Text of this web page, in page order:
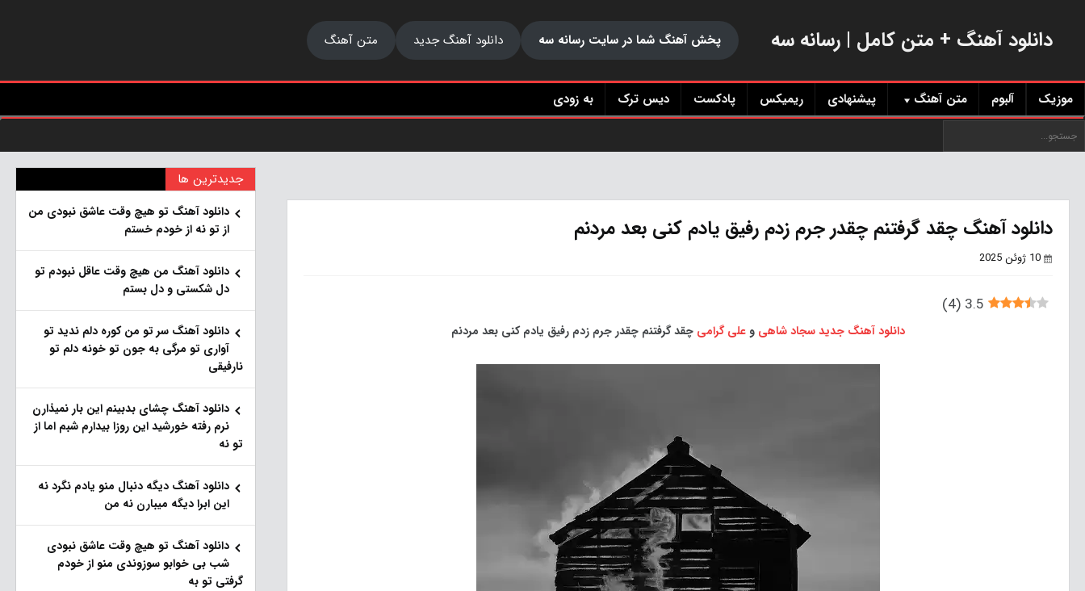
دانلود آهنگ + متن کامل | رسانه سه پخش آهنگ شما در سایت رسانه سه دانلود آهنگ جدید متن آهنگ
موزیک آلبوم متن آهنگ پیشنهادی ریمیکس پادکست دیس ترک به زودی
دانلود آهنگ چقد گرفتنم چقدر جرم زدم رفیق یادم کنی بعد مردنم
10 ژوئن 2025
3.5
(
4
)
دانلود آهنگ جدیدسجاد شاهی و علی گرامی چقد گرفتنم چقدر جرم زدم رفیق یادم کنی بعد مردنم
جدیدترین ها
دانلود آهنگ تو هیچ وقت عاشق نبودی من
از تو نه از خودم خستم
دانلود آهنگ من هیچ وقت عاقل نبودم تو
دل شکستی و دل بستم
دانلود آهنگ سر تو من کوره دلم ندید تو
آواری تو مرگی به جون تو خونه دلم تو
نارفیقی
دانلود آهنگ چشای بدبینم این بار نمیذارن
نرم رفته خورشید این روزا بیدارم شبم اما از
تو نه
دانلود آهنگ دیگه دنبال منو یادم نگرد نه
این ابرا دیگه میبارن نه من
دانلود آهنگ تو هیچ وقت عاشق نبودی
شب بی خوابو سوزوندی منو از خودم
گرفتی تو به